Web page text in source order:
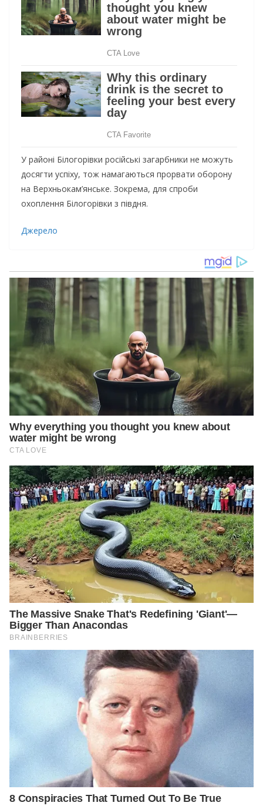
У районі Білогорівки російські загарбники не можуть
досягти успіху, тож намагаються прорвати оборону
на Верхньокам’янське. Зокрема, для спроби
охоплення Білогорівки з півдня.
Джерело